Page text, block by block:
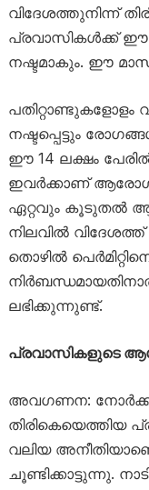
വിദേശത്തുനിന്ന്
പ്രവാസികൾക്ക്
നഷ്ടമാകും. ഈ
നഷ്ടപ്പെട്ടും
ഈ 14 ലക്ഷം
ഇവർക്കാണ്
ഏറ്റവും കൂടുതൽ
നിലവിൽ
തൊഴിൽ
ലഭിക്കുന്നുണ്ട്.
പ്രവാസികളുടെ
അവഗണന: നോർക്ക
തിരികെയെത്തിയ
വലിയ
ചൂണ്ടിക്കാട്ടുന്നു.